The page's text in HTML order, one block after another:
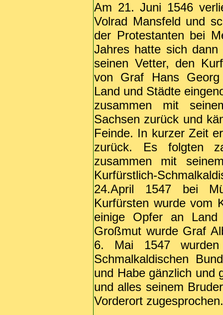
Am 21. Juni 1546
Volrad Mansfeld und
der Protestanten bei
Jahres hatte sich
seinen Vetter, den
von Graf Hans Georg
Land und Städte
zusammen mit
Sachsen zurück und
Feinde. In kurzer Zeit
zurück. Es folgten
zusammen mit
Kurfürstlich-
24.April 1547 bei
Kurfürsten wurde vom
einige Opfer an
Großmut wurde Graf
6. Mai 1547
Schmalkaldischen
und Habe gänzlich und
und alles seinem
Vorderort zugesprochen.